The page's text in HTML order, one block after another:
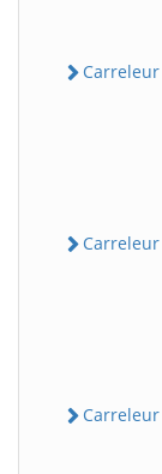
Carreleur
Carreleur
Carreleur